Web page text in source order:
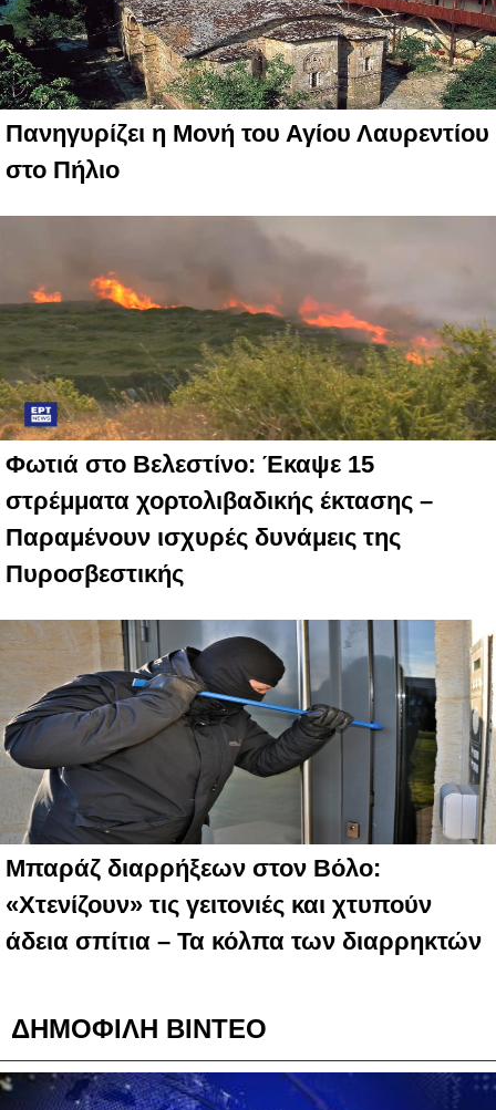
Πανηγυρίζει η Μονή του Αγίου Λαυρεντίου
στο Πήλιο
Φωτιά στο Βελεστίνο: Έκαψε 15
στρέμματα χορτολιβαδικής έκτασης –
Παραμένουν ισχυρές δυνάμεις της
Πυροσβεστικής
Μπαράζ διαρρήξεων στον Βόλο:
«Χτενίζουν» τις γειτονιές και χτυπούν
άδεια σπίτια – Τα κόλπα των διαρρηκτών
ΔΗΜΟΦΙΛΗ ΒΙΝΤΕΟ